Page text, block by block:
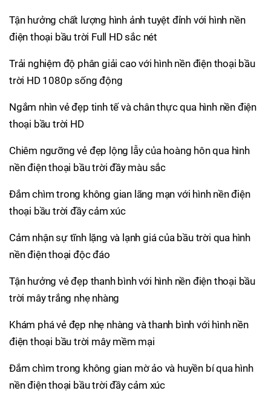
Tận hưởng chất lượng hình ảnh tuyệt đỉnh với hình nền
điện thoại bầu trời Full HD sắc nét
Trải nghiệm độ phân giải cao với hình nền điện thoại bầu
trời HD 1080p sống động
Ngắm nhìn vẻ đẹp tinh tế và chân thực qua hình nền điện
thoại bầu trời HD
Chiêm ngưỡng vẻ đẹp lộng lẫy của hoàng hôn qua hình
nền điện thoại bầu trời đầy màu sắc
Đắm chìm trong không gian lãng mạn với hình nền điện
thoại bầu trời đầy cảm xúc
Cảm nhận sự tĩnh lặng và lạnh giá của bầu trời qua hình
nền điện thoại độc đáo
Tận hưởng vẻ đẹp thanh bình với hình nền điện thoại bầu
trời mây trắng nhẹ nhàng
Khám phá vẻ đẹp nhẹ nhàng và thanh bình với hình nền
điện thoại bầu trời mây mềm mại
Đắm chìm trong không gian mờ ảo và huyền bí qua hình
nền điện thoại bầu trời đầy cảm xúc